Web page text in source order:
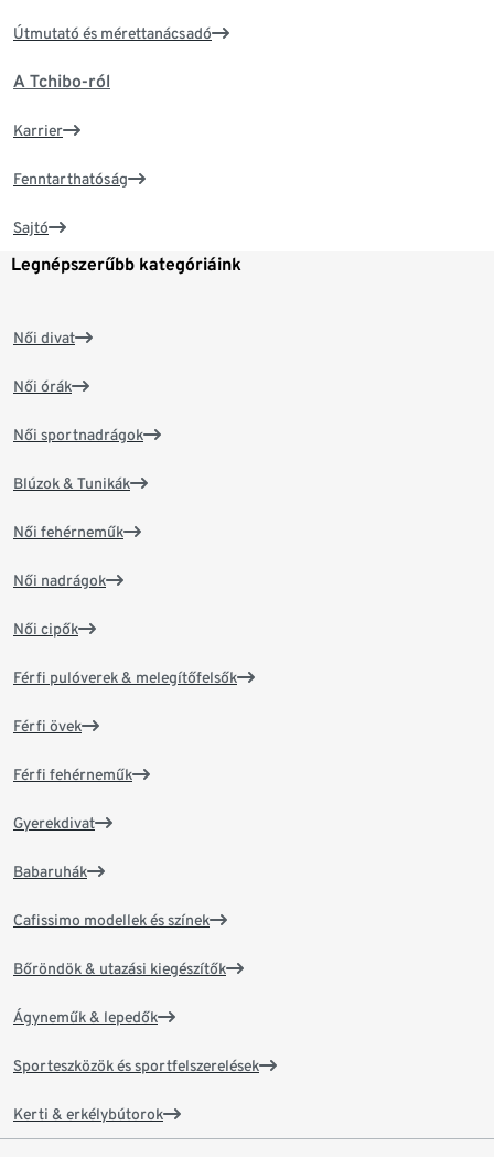
Útmutató és mérettanácsadó
A Tchibo-ról
Karrier
Fenntarthatóság
Sajtó
Legnépszerűbb kategóriáink
Női divat
Női órák
Női sportnadrágok
Blúzok & Tunikák
Női fehérneműk
Női nadrágok
Női cipők
Férfi pulóverek & melegítőfelsők
Férfi övek
Férfi fehérneműk
Gyerekdivat
Babaruhák
Cafissimo modellek és színek
Bőröndök & utazási kiegészítők
Ágyneműk & lepedők
Sporteszközök és sportfelszerelések
Kerti & erkélybútorok